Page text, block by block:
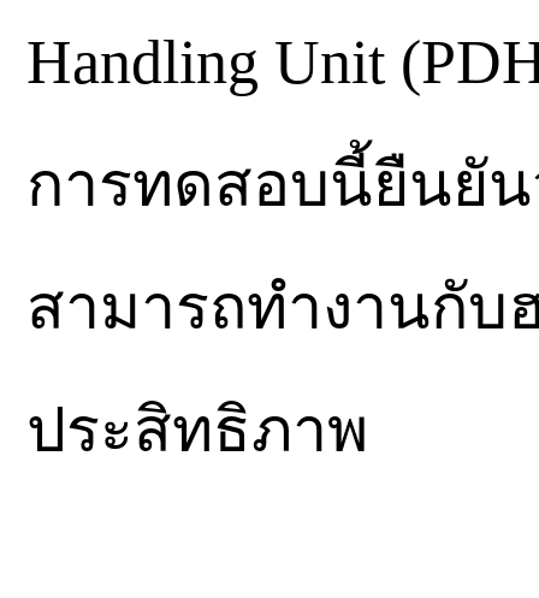
Handling Unit
การทดสอบนี้ยืนยั
สามารถทำงานกับ
ประสิทธิภาพ